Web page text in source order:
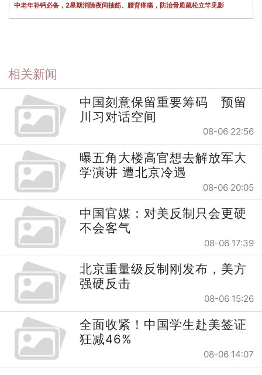
中老年补钙必备，2星期消除夜间抽筋、腰背疼痛，防治骨质疏松立竿见影
相关新闻
中国刻意保留重要筹码 预留
川习对话空间
08-06 22:56
曝五角大楼高官想去解放军大
学演讲 遭北京冷遇
08-06 20:05
中国官媒：对美反制只会更硬
不会客气
08-06 17:39
北京重量级反制刚发布，美方
强硬反击
08-06 15:26
全面收紧！中国学生赴美签证
狂减46%
08-06 14:07